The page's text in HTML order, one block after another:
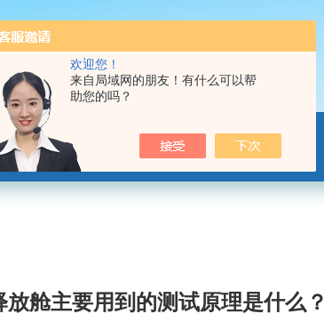
欢迎您！
来自局域网的朋友！有什么可以帮
助您的吗？
化材料测试舱
舱主要用到的测试原理是什么？